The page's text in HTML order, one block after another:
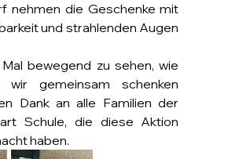
nehmen die Geschenke mit
und strahlenden Augen
bewegend zu sehen, wie
wir gemeinsam schenken
Dank an alle Familien der
Schule, die diese Aktion
haben.